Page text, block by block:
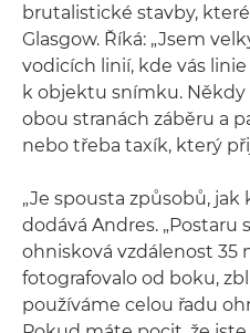
brutalistické stavby,
Glasgow. Říká: „Jsem
vodicích linií, kde vás
k objektu snímku.
obou stranách záběru a
nebo třeba taxík, který
„Je spousta způsobů,
dodává Andres. „Postaru
ohnisková vzdálenost 35
fotografovalo od boku,
používáme celou řadu